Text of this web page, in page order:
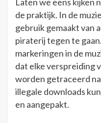
de praktijk. In de
gebruik gemaakt van
piraterij tegen te
markeringen in de
dat elke verspreiding
worden getraceerd
illegale downloads
en aangepakt.